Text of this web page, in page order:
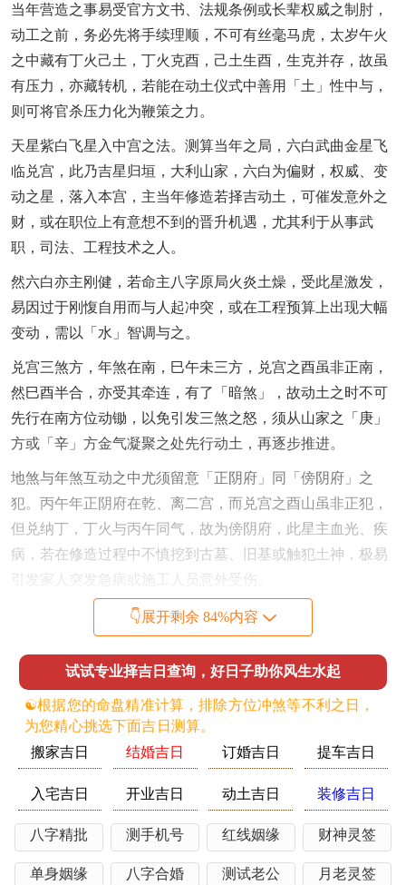
当年营造之事易受官方文书、法规条例或长辈权威之制肘，
动工之前，务必先将手续理顺，不可有丝毫马虎，太岁午火
之中藏有丁火己土，丁火克酉，己土生酉，生克并存，故虽
有压力，亦藏转机，若能在动土仪式中善用「土」性中与，
则可将官杀压力化为鞭策之力。
天星紫白飞星入中宫之法。测算当年之局，六白武曲金星飞
临兑宫，此乃吉星归垣，大利山家，六白为偏财，权威、变
动之星，落入本宫，主当年修造若择吉动土，可催发意外之
财，或在职位上有意想不到的晋升机遇，尤其利于从事武
职，司法、工程技术之人。
然六白亦主刚健，若命主八字原局火炎土燥，受此星激发，
易因过于刚愎自用而与人起冲突，或在工程预算上出现大幅
变动，需以「水」智调与之。
兑宫三煞方，年煞在南，巳午未三方，兑宫之酉虽非正南，
然巳酉半合，亦受其牵连，有了「暗煞」，故动土之时不可
先行在南方位动锄，以免引发三煞之怒，须从山家之「庚」
方或「辛」方金气凝聚之处先行动土，再逐步推进。
地煞与年煞互动之中尤须留意「正阴府」同「傍阴府」之
犯。丙午年正阴府在乾、离二宫，而兑宫之酉山虽非正犯，
但兑纳丁，丁火与丙午同气，故为傍阴府，此星主血光、疾
病，若在修造过程中不慎挖到古墓、旧基或触犯土神，极易
引发家人突发急病或施工人员意外受伤。
化解之路，在于日课中必须选用「太阳」「天赦」「母仓」
等吉神临山之时且于动土当日，在工地四周以新扫帚轻拂地
面，口中默念安土地神咒，先礼后兵，告慰土神，可避其
锋；五行流转之上丙午年火势炎炎，火旺金熔，酉山金气受
制最重，此为当年风水理气之核心症结。
火旺则金气被克，主肺部，呼吸为你、大肠之疾易发，家中
肾，主财、主智慧，故当年虽有六白武曲偏财星照临，若无
水星日课或室内合理布置水景，鱼缸、黑色地毯来补水，则
财来财去，左手进右手出，且易因投资冲动而破耗。
👇展开剩余 84%内容
试试专业择吉日查询，好日子助你风生水起
☯️根据您的命盘精准计算，排除方位冲煞等不利之日，
为您精心挑选下面吉日测算。
搬家吉日 结婚吉日 订婚吉日 提车吉日
入宅吉日 开业吉日 动土吉日 装修吉日
八字精批 测手机号 红线姻缘 财神灵签
单身姻缘 八字合婚 测试老公 月老灵签